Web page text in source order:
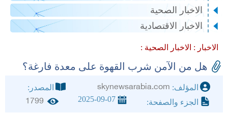
الاخبار الصحية
الاخبار الاقتصادية
الاخبار : الاخبار الصحية :
هل من الآمن شرب القهوة على معدة فارغة؟
المؤلف: skynewsarabia.com
المصدر:
الجزء والصفحة:
2025-09-07
1799